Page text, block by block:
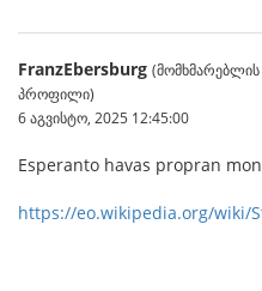
FranzEbersburg (მომხმარებლის
პროფილი)
6 აგვისტო, 2025 12:45:00
Esperanto havas propran
https://eo.wikipedia.org/wiki/